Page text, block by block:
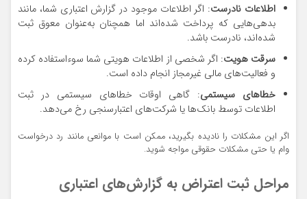
اطلاعات نادرست: اگر اطلاعات موجود در گزارش اعتباری شما، مانند
بدهی‌هایی که پرداخت شده‌اند اما همچنان به‌عنوان معوق ثبت
شده‌اند، نادرست باشد.
سرقت هویت: اگر شخصی از اطلاعات هویتی شما سوءاستفاده کرده
و فعالیت‌های مالی غیرمجاز انجام داده است.
خطاهای سیستمی: گاهی اوقات خطاهای سیستمی در ثبت
اطلاعات توسط بانک‌ها یا شرکت‌های اعتبارسنجی رخ می‌دهد.
اگر این مشکلات را نادیده بگیرید، ممکن است با موانعی مانند رد درخواست
وام یا حتی مشکلات حقوقی مواجه شوید.
مراحل ثبت اعتراض به گزارش‌های اعتباری